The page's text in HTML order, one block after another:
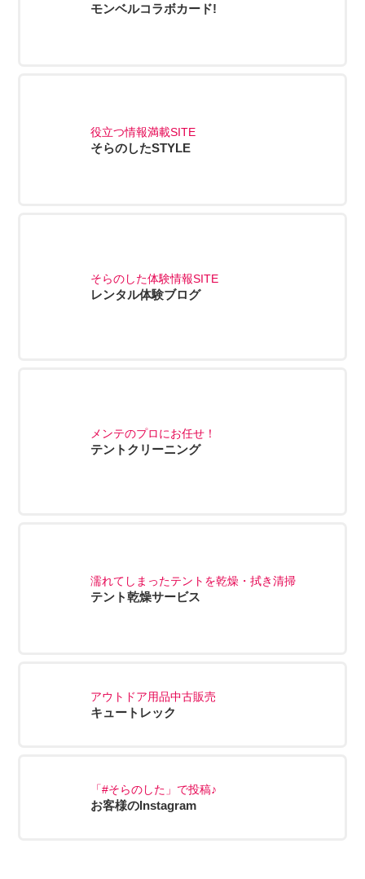
モンベルコラボカード!
役立つ情報満載SITE
そらのしたSTYLE
そらのした体験情報SITE
レンタル体験ブログ
メンテのプロにお任せ！
テントクリーニング
濡れてしまったテントを乾燥・拭き清掃
テント乾燥サービス
アウトドア用品中古販売
キュートレック
「#そらのした」で投稿♪
お客様のInstagram